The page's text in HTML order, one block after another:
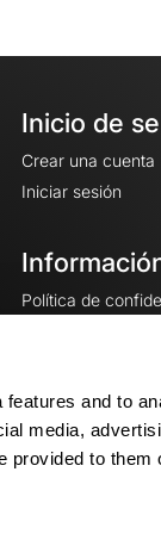
and to
media,
provided to them
Inicio de
Crear una cuenta
Iniciar sesión
Política de
Avisos legales
Configuración de